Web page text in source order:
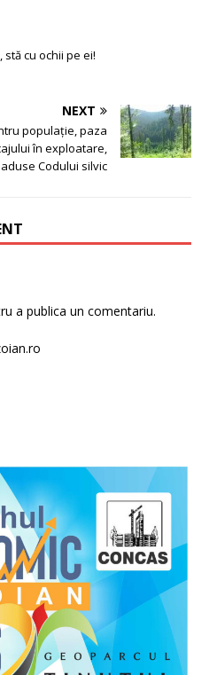
cu ochii pe ei!
NEXT
populație, paza
în exploatare,
Codului silvic
a publica un comentariu.